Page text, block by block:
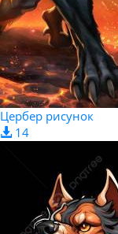
Цербер рисунок
14